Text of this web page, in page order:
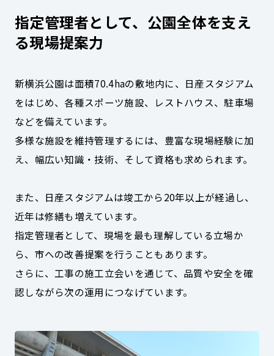
指定管理者として、公園全体を支え
る現場提案力
新横浜公園は面積70.4haの敷地内に、日産スタジアム
をはじめ、各種スポーツ施設、レストハウス、駐車場
などを備えています。
多様な施設を維持管理するには、豊富な現場経験に加
え、幅広い知識・技術、そして資格も求められます。
また、日産スタジアムは竣工から20年以上が経過し、
近年は修繕も増えています。
指定管理者として、現場を最も理解している立場か
ら、市への改善提案を行うこともあります。
さらに、工事の施工立会いを通じて、品質や安全を確
認しながら次の運用につなげています。